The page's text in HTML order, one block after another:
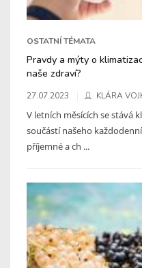
OSTATNÍ TÉMATA
Pravdy a mýty o
naše zdraví?
27.07.2023 KLÁRA
V letních měsících se stává
součástí našeho
příjemné a ch ...